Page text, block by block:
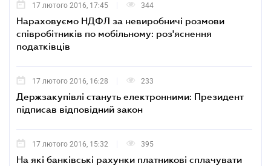
17 лютого 2016, 17:45 344
Нараховуємо НДФЛ за невиробничі розмови
співробітників по мобільному: роз'яснення
податківців
17 лютого 2016, 16:28 233
Держзакупівлі стануть електронними: Президент
підписав відповідний закон
17 лютого 2016, 15:32 395
На які банківські рахунки платникові сплачувати